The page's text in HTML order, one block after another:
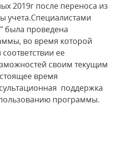
2019г после переноса из
учета.Специалистами
была проведена
во время которой
ее
своим текущим
время
поддержка
программы.